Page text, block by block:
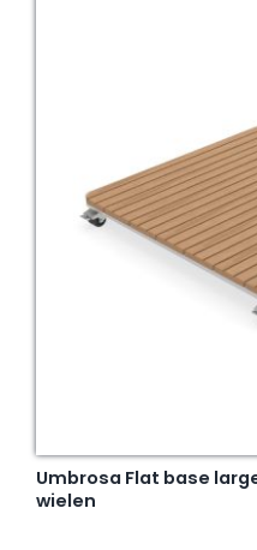
Umbrosa Flat base
wielen